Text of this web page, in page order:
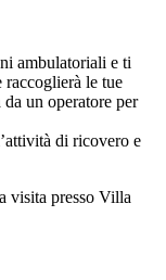
ambulatoriali e ti
raccoglierà le tue
un operatore per
di ricovero e
visita presso Villa